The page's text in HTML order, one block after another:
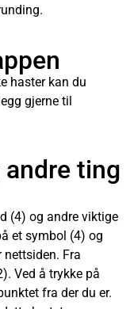
haster kan du
gjerne til
ting
(4) og andre viktige
et symbol (4) og
Fra
Ved å trykke på
fra der du er.